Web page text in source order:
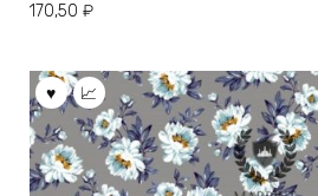
170,50 ₽